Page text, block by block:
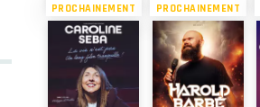
PROCHAINEMENT PROCHAINEMENT